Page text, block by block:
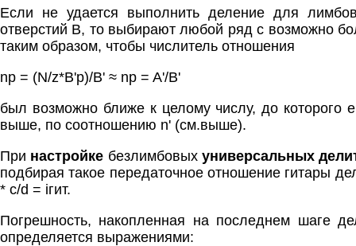
Если не удается выполнить деление для
отверстий В, то выбирают любой ряд с возможно
таким образом, чтобы числитель отношения
np = (N/z*B'p)/B' ≈ np = A'/B'
был возможно ближе к целому числу, до которого
выше, по соотношению n' (см.выше).
При настройке безлимбовыхуниверсальных
подбирая такое передаточное отношение гитары
* c/d = iгит.
Погрешность, накопленная на последнем шаге
определяется выражениями: